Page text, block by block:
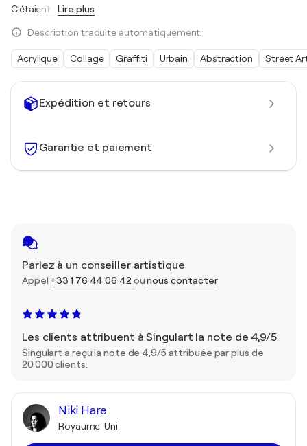
Expédition et retours
Garantie et paiement
Parlez à un conseiller artistique
Appel +33 1 76 44 06 42 ounous contacter
Les clients attribuent à Singulart la note de 4,9/5
Singulart a reçu la note de 4,9/5 attribuée par plus de
20 000 clients.
Niki Hare
Royaume-Uni
C'étaient
Lire plus
Description traduite automatiquement.
Acrylique Collage Graffiti Urbain Abstraction Street